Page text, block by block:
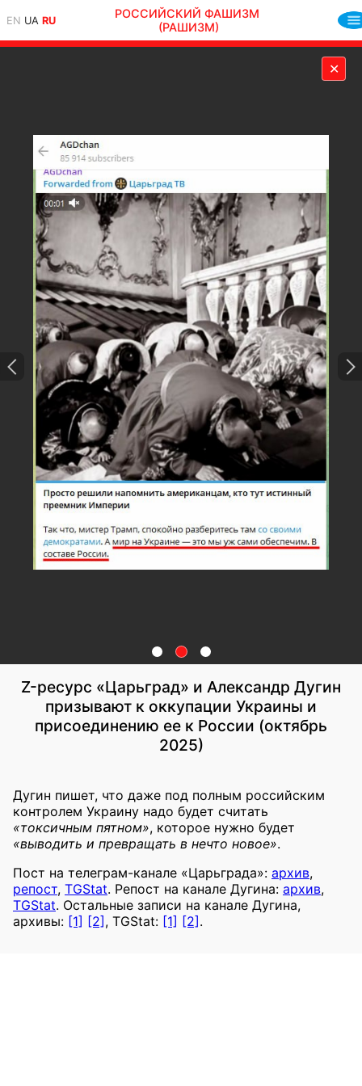
EN UA RU
РОССИЙСКИЙ ФАШИЗМ
(РАШИЗМ)
✕
Z-ресурс «Царьград» и Александр Дугин
призывают к оккупации Украины и
присоединению ее к России (октябрь
2025)
Дугин пишет, что даже под полным российским
контролем Украину надо будет считать
«токсичным пятном», которое нужно будет
«выводить и превращать в нечто новое».
Пост на телеграм-канале «Царьграда»: архив,
репост, TGStat. Репост на канале Дугина: архив,
TGStat. Остальные записи на канале Дугина,
архивы: [1] [2] , TGStat: [1] [2] .